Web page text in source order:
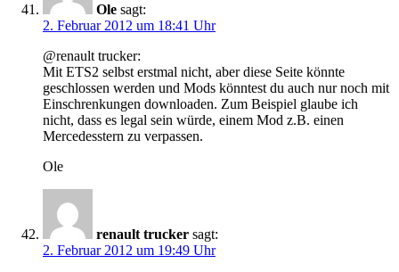
Ole sagt:
2. Februar 2012 um 18:41 Uhr
@renault trucker:
Mit ETS2 selbst erstmal nicht, aber diese Seite könnte
geschlossen werden und Mods könntest du auch nur noch mit
Einschrenkungen downloaden. Zum Beispiel glaube ich
nicht, dass es legal sein würde, einem Mod z.B. einen
Mercedesstern zu verpassen.
Ole
renault trucker sagt:
2. Februar 2012 um 19:49 Uhr